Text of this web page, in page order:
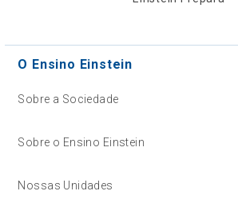
O Ensino Einstein
Sobre a Sociedade
Sobre o Ensino Einstein
Nossas Unidades